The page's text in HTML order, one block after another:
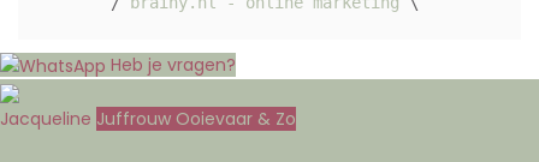
Heb je vragen?
Jacqueline Juffrouw Ooievaar & Zo